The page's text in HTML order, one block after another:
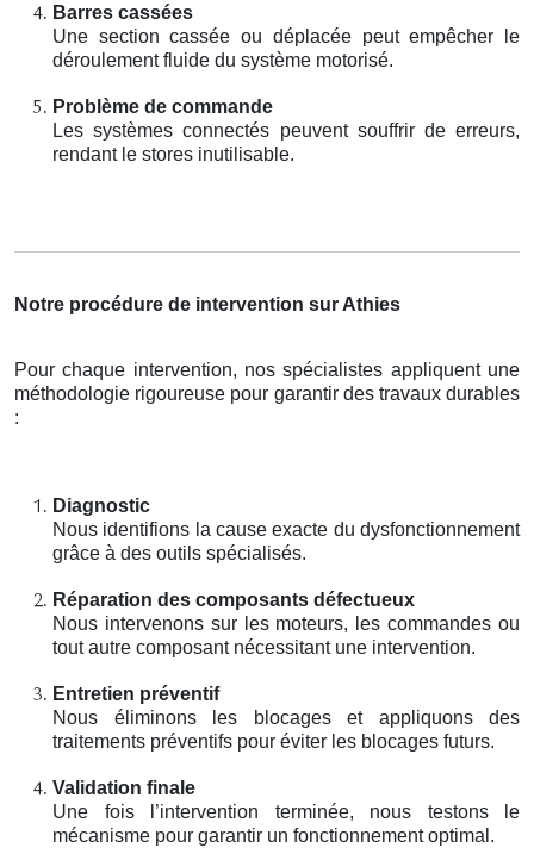
Barres cassées
Une section cassée ou déplacée peut empêcher le
déroulement fluide du système motorisé.
Problème de commande
Les systèmes connectés peuvent souffrir de erreurs,
rendant le stores inutilisable.
Notre procédure de intervention sur Athies
Pour chaque intervention, nos spécialistes appliquent une
méthodologie rigoureuse pour garantir des travaux durables
:
Diagnostic
Nous identifions la cause exacte du dysfonctionnement
grâce à des outils spécialisés.
Réparation des composants défectueux
Nous intervenons sur les moteurs, les commandes ou
tout autre composant nécessitant une intervention.
Entretien préventif
Nous éliminons les blocages et appliquons des
traitements préventifs pour éviter les blocages futurs.
Validation finale
Une fois l’intervention terminée, nous testons le
mécanisme pour garantir un fonctionnement optimal.